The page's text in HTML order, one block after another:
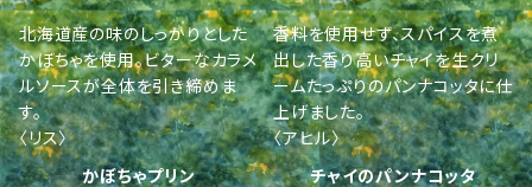
北海道産の味のしっかりとした
かぼちゃを使用。ビターなカラメ
ルソースが全体を引き締めま
す。
〈リス〉
かぼちゃプリン
香料を使用せず、スパイスを煮
出した香り高いチャイを生クリ
ームたっぷりのパンナコッタに仕
上げました。
〈アヒル〉
チャイのパンナコッタ